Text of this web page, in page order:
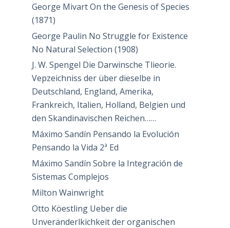
George Mivart On the Genesis of Species
(1871)
George Paulin No Struggle for Existence
No Natural Selection (1908)
J. W. Spengel Die Darwinsche Tlieorie.
Vepzeichniss der über dieselbe in
Deutschland, England, Amerika,
Frankreich, Italien, Holland, Belgien und
den Skandinavischen Reichen……
Máximo Sandín Pensando la Evolución
Pensando la Vida 2ª Ed
Máximo Sandín Sobre la Integración de
Sistemas Complejos
Milton Wainwright
Otto Köestling Ueber die
Unveränderlkichkeit der organischen